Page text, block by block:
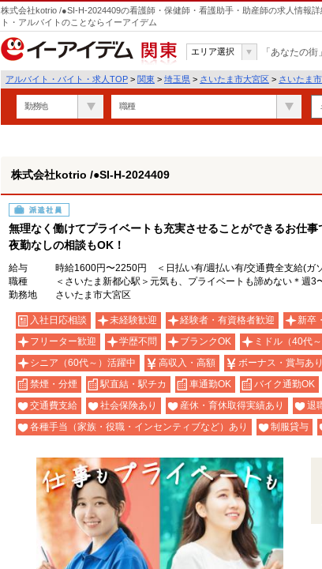
株式会社kotrio /●SI-H-2024409の看護師・保健師・看護助手・助産師の求人情報
ト・アルバイトのことならイーアイデム
関東
エリア選択 「あなたの
アルバイト・バイト・求人TOP > 関東 > 埼玉県 > さいたま市大宮区 > さいたま
勤務地 職種
株式会社kotrio /●SI-H-2024409
派遣社員
無理なく働けてプライベートも充実させることができるお仕
夜勤なしの相談もOK！
給与
時給1600円〜2250円 ＜日払い有/週払い有/交通費全支給(ガ
職種
＜さいたま新都心駅＞元気も、プライベートも諦めない＊週3
勤務地
さいたま市大宮区
入社日応相談 未経験歓迎 経験者・有資格者歓迎 新卒
フリーター歓迎
学歴不問 ブランクOK ミドル（40代
シニア（60代～）活躍中
高収入・高額 ボーナス・賞与あり
禁煙・分煙
駅直結・駅チカ 車通勤OK バイク通勤OK
交通費支給
社会保険あり 産休・育休取得実績あり
退
各種手当（家族・役職・インセンティブなど）あり
制服貸与